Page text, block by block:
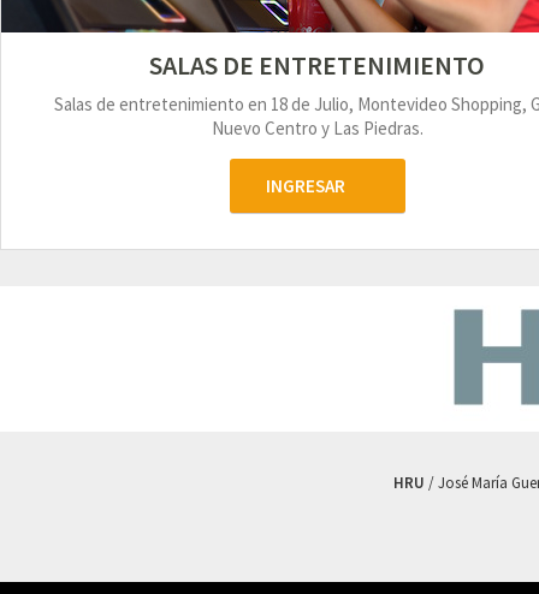
SALAS DE ENTRETENIMIENTO
Salas de entretenimiento en 18 de Julio, Montevideo Shopping,
Nuevo Centro y Las Piedras.
INGRESAR
HRU / José María